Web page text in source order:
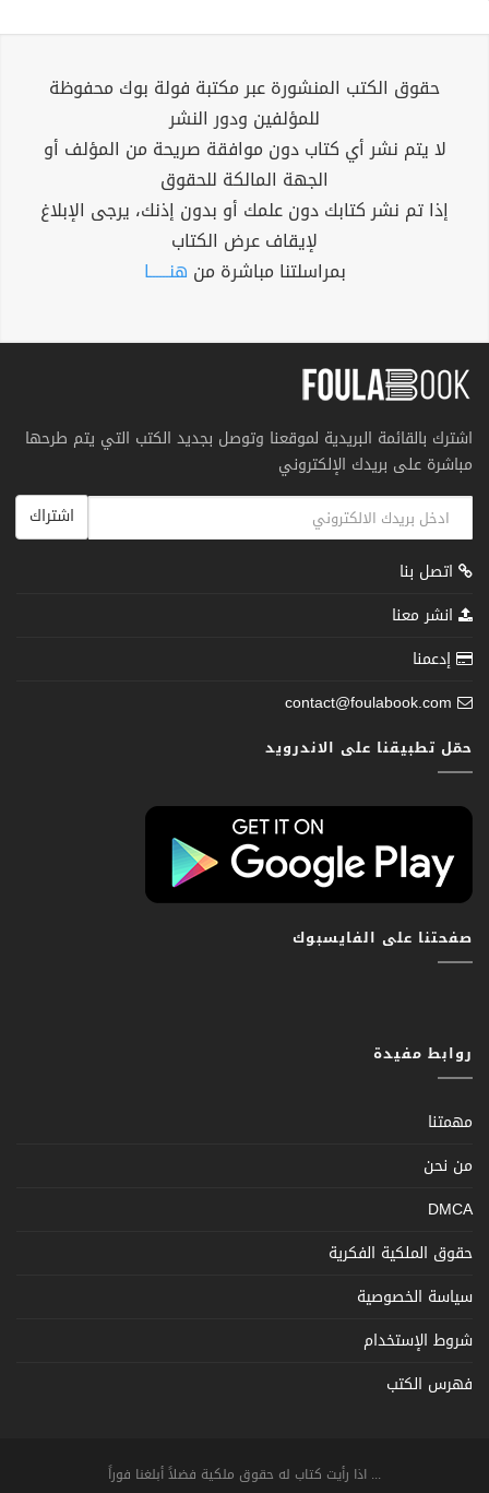
حقوق الكتب المنشورة عبر مكتبة فولة بوك محفوظة
للمؤلفين ودور النشر
لا يتم نشر أي كتاب دون موافقة صريحة من المؤلف أو
الجهة المالكة للحقوق
إذا تم نشر كتابك دون علمك أو بدون إذنك، يرجى الإبلاغ
لإيقاف عرض الكتاب
بمراسلتنا مباشرة من هنــــــا
اشترك بالقائمة البريدية لموقعنا وتوصل بجديد الكتب التي يتم طرحها
مباشرة على بريدك الإلكتروني
اشتراك
اتصل بنا
انشر معنا
إدعمنا
contact@foulabook.com
حمّل تطبيقنا على الاندرويد
صفحتنا على الفايسبوك
روابط مفيدة
مهمتنا
من نحن
DMCA
حقوق الملكية الفكرية
سياسة الخصوصية
شروط الإستخدام
فهرس الكتب
... اذا رأيت كتاب له حقوق ملكية فضلاً أبلغنا فوراً